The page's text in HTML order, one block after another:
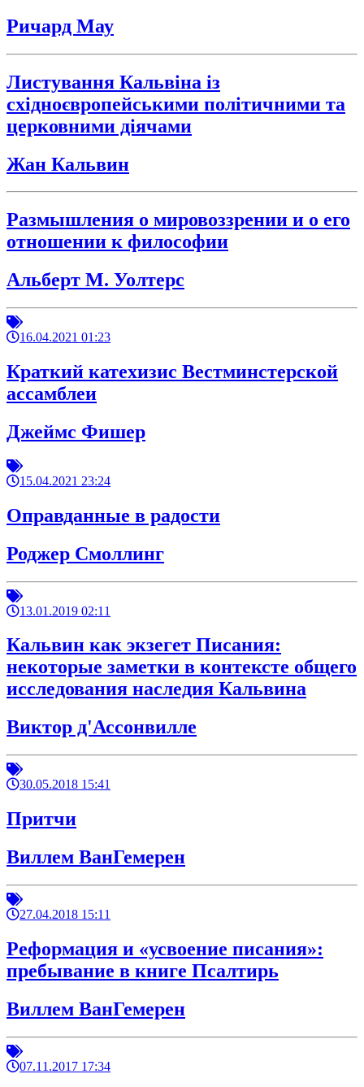
Ричард Мау
Листування Кальвіна із
східноєвропейськими політичними та
церковними діячами
Жан Кальвин
Размышления о мировоззрении и о его
отношении к философии
Альберт М. Уолтерс
16.04.2021 01:23
Краткий катехизис Вестминстерской
ассамблеи
Джеймс Фишер
15.04.2021 23:24
Оправданные в радости
Роджер Смоллинг
13.01.2019 02:11
Кальвин как экзегет Писания:
некоторые заметки в контексте общего
исследования наследия Кальвина
Виктор д'Ассонвилле
30.05.2018 15:41
Притчи
Виллем ВанГемерен
27.04.2018 15:11
Реформация и «усвоение писания»:
пребывание в книге Псалтирь
Виллем ВанГемерен
07.11.2017 17:34